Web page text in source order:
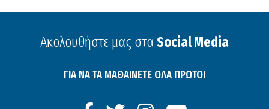
Ακολουθήστε μας στα Social Media
ΓΙΑ ΝΑ ΤΑ ΜΑΘΑΙΝΕΤΕ ΟΛΑ ΠΡΩΤΟΙ